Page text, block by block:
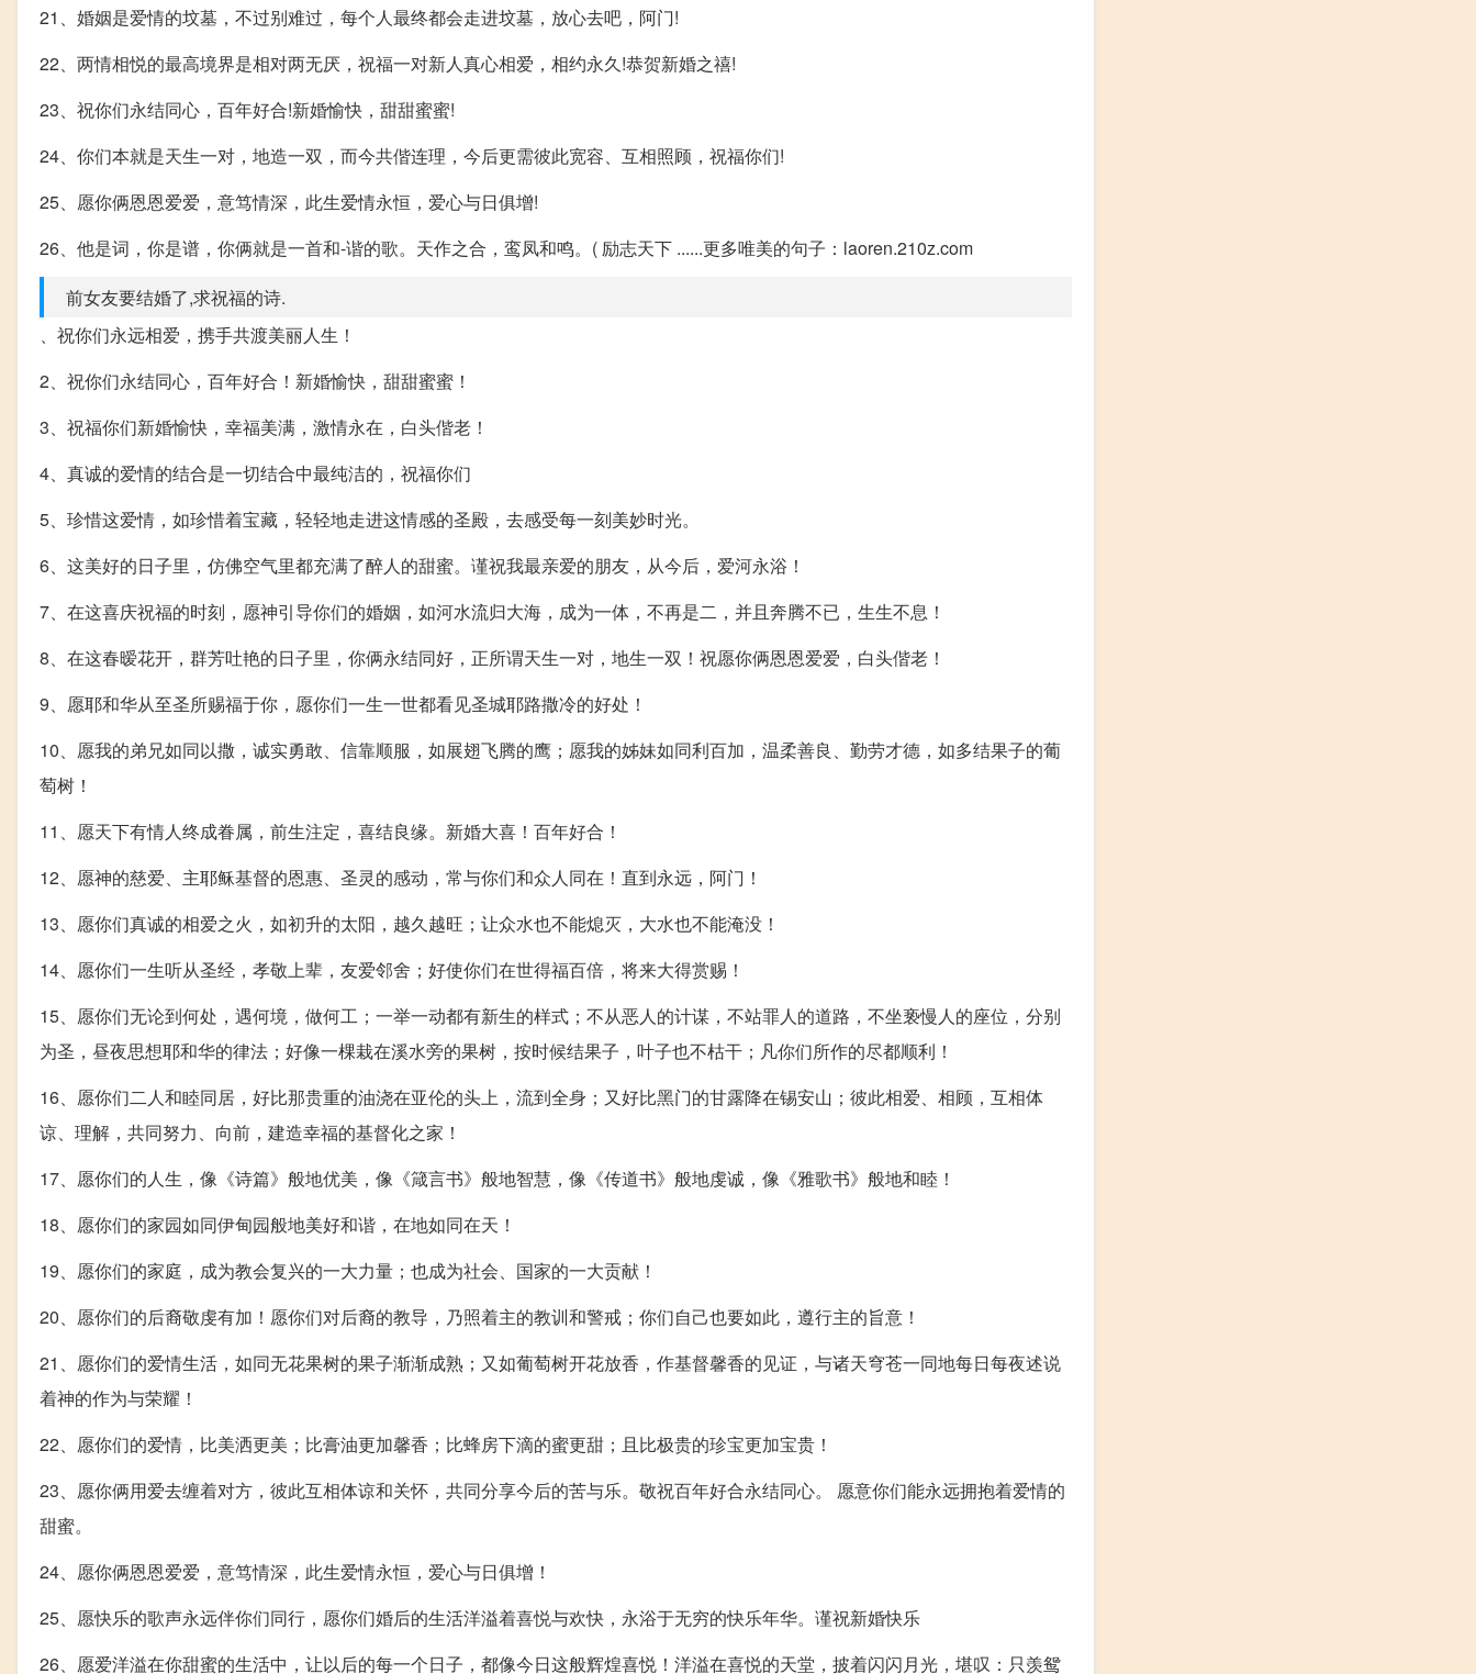
21、婚姻是爱情的坟墓，不过别难过，每个人最终都会走进坟墓，放心去吧，阿门!
22、两情相悦的最高境界是相对两无厌，祝福一对新人真心相爱，相约永久!恭贺新婚之禧!
23、祝你们永结同心，百年好合!新婚愉快，甜甜蜜蜜!
24、你们本就是天生一对，地造一双，而今共偕连理，今后更需彼此宽容、互相照顾，祝福你们!
25、愿你俩恩恩爱爱，意笃情深，此生爱情永恒，爱心与日俱增!
26、他是词，你是谱，你俩就是一首和-谐的歌。天作之合，鸾凤和鸣。( 励志天下 ......更多唯美的句子：laoren.210z.com
前女友要结婚了,求祝福的诗.
、祝你们永远相爱，携手共渡美丽人生！
2、祝你们永结同心，百年好合！新婚愉快，甜甜蜜蜜！
3、祝福你们新婚愉快，幸福美满，激情永在，白头偕老！
4、真诚的爱情的结合是一切结合中最纯洁的，祝福你们
5、珍惜这爱情，如珍惜着宝藏，轻轻地走进这情感的圣殿，去感受每一刻美妙时光。
6、这美好的日子里，仿佛空气里都充满了醉人的甜蜜。谨祝我最亲爱的朋友，从今后，爱河永浴！
7、在这喜庆祝福的时刻，愿神引导你们的婚姻，如河水流归大海，成为一体，不再是二，并且奔腾不已，生生不息！
8、在这春暧花开，群芳吐艳的日子里，你俩永结同好，正所谓天生一对，地生一双！祝愿你俩恩恩爱爱，白头偕老！
9、愿耶和华从至圣所赐福于你，愿你们一生一世都看见圣城耶路撒冷的好处！
10、愿我的弟兄如同以撒，诚实勇敢、信靠顺服，如展翅飞腾的鹰；愿我的姊妹如同利百加，温柔善良、勤劳才德，如多结果子的葡
萄树！
11、愿天下有情人终成眷属，前生注定，喜结良缘。新婚大喜！百年好合！
12、愿神的慈爱、主耶稣基督的恩惠、圣灵的感动，常与你们和众人同在！直到永远，阿门！
13、愿你们真诚的相爱之火，如初升的太阳，越久越旺；让众水也不能熄灭，大水也不能淹没！
14、愿你们一生听从圣经，孝敬上辈，友爱邻舍；好使你们在世得福百倍，将来大得赏赐！
15、愿你们无论到何处，遇何境，做何工；一举一动都有新生的样式；不从恶人的计谋，不站罪人的道路，不坐亵慢人的座位，分别
为圣，昼夜思想耶和华的律法；好像一棵栽在溪水旁的果树，按时候结果子，叶子也不枯干；凡你们所作的尽都顺利！
16、愿你们二人和睦同居，好比那贵重的油浇在亚伦的头上，流到全身；又好比黑门的甘露降在锡安山；彼此相爱、相顾，互相体
谅、理解，共同努力、向前，建造幸福的基督化之家！
17、愿你们的人生，像《诗篇》般地优美，像《箴言书》般地智慧，像《传道书》般地虔诚，像《雅歌书》般地和睦！
18、愿你们的家园如同伊甸园般地美好和谐，在地如同在天！
19、愿你们的家庭，成为教会复兴的一大力量；也成为社会、国家的一大贡献！
20、愿你们的后裔敬虔有加！愿你们对后裔的教导，乃照着主的教训和警戒；你们自己也要如此，遵行主的旨意！
21、愿你们的爱情生活，如同无花果树的果子渐渐成熟；又如葡萄树开花放香，作基督馨香的见证，与诸天穹苍一同地每日每夜述说
着神的作为与荣耀！
22、愿你们的爱情，比美洒更美；比膏油更加馨香；比蜂房下滴的蜜更甜；且比极贵的珍宝更加宝贵！
23、愿你俩用爱去缠着对方，彼此互相体谅和关怀，共同分享今后的苦与乐。敬祝百年好合永结同心。 愿意你们能永远拥抱着爱情的
甜蜜。
24、愿你俩恩恩爱爱，意笃情深，此生爱情永恒，爱心与日俱增！
25、愿快乐的歌声永远伴你们同行，愿你们婚后的生活洋溢着喜悦与欢快，永浴于无穷的快乐年华。谨祝新婚快乐
26、愿爱洋溢在你甜蜜的生活中，让以后的每一个日子，都像今日这般辉煌喜悦！洋溢在喜悦的天堂，披着闪闪月光，堪叹：只羡鸳